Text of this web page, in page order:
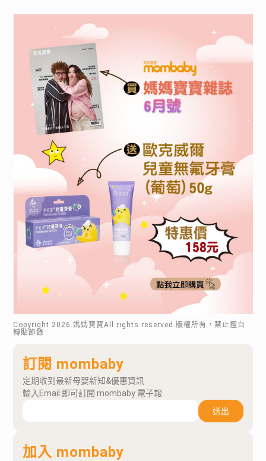
Copyright 2026 .媽媽寶寶All rights reserved.版權所有，禁止擅自
轉貼節錄
訂閱 mombaby
定期收到最新母嬰新知&優惠資訊
輸入Email 即可訂閱 mombaby 電子報
送出
加入 mombaby